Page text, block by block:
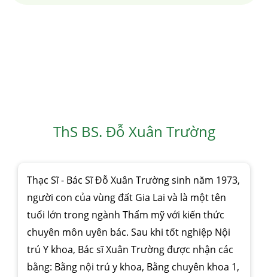
ThS BS. Đỗ Xuân Trường
Thạc Sĩ - Bác Sĩ Đỗ Xuân Trường sinh năm 1973,
người con của vùng đất Gia Lai và là một tên
tuổi lớn trong ngành Thẩm mỹ với kiến thức
chuyên môn uyên bác. Sau khi tốt nghiệp Nội
trú Y khoa, Bác sĩ Xuân Trường được nhận các
bằng: Bằng nội trú y khoa, Bằng chuyên khoa 1,